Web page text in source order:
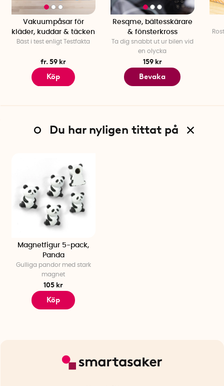
Vakuumpåsar för
kläder, kuddar & täcken
Bäst i test enligt Testfakta
fr. 59 kr
Köp
Resqme, bältesskärare
& fönsterkross
Ta dig snabbt ut ur bilen vid
en olycka
159 kr
Bevaka
Du har nyligen tittat på
Magnetfigur 5-pack,
Panda
Gulliga pandor med stark
magnet
105 kr
Köp